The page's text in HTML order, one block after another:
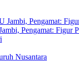
Pengamat: Figur